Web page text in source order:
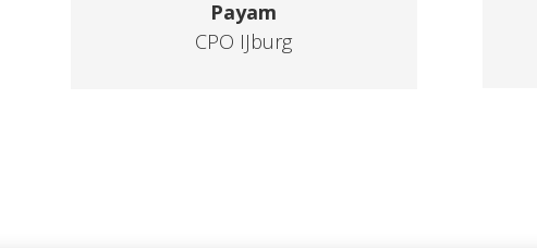
Payam
CPO IJburg